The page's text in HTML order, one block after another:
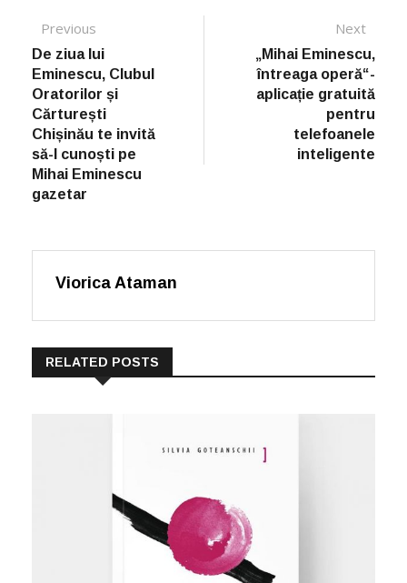
Post navigation
Previous
De ziua lui
Eminescu, Clubul
Oratorilor și
Cărturești
Chișinău te invită
să-l cunoști pe
Mihai Eminescu
gazetar
Next
„Mihai Eminescu,
întreaga operă“-
aplicație gratuită
pentru
telefoanele
inteligente
Viorica Ataman
RELATED POSTS